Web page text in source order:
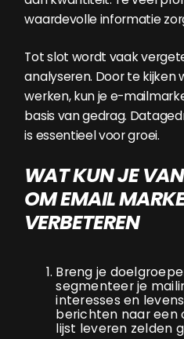
waardevolle informatie
Tot slot wordt vaak
analyseren. Door te kijken
werken, kun je e-
basis van gedrag.
is essentieel voor groei.
WAT KUN JE
OM EMAIL
VERBETEREN
Breng je
segmenteer je
interesses en
berichten naar een
lijst leveren zelden